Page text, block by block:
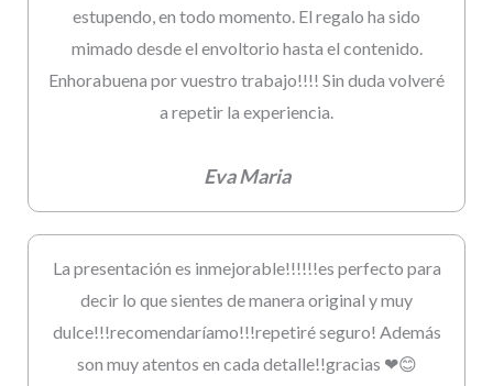
estupendo, en todo momento. El regalo ha sido
mimado desde el envoltorio hasta el contenido.
Enhorabuena por vuestro trabajo!!!! Sin duda volveré
a repetir la experiencia.
Eva Maria
La presentación es inmejorable!!!!!!es perfecto para
decir lo que sientes de manera original y muy
dulce!!!recomendaríamo!!!repetiré seguro! Además
son muy atentos en cada detalle!!gracias ❤😊